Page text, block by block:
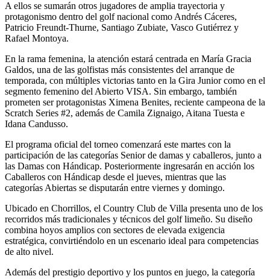
A ellos se sumarán otros jugadores de amplia trayectoria y
protagonismo dentro del golf nacional como Andrés Cáceres,
Patricio Freundt-Thurne, Santiago Zubiate, Vasco Gutiérrez y
Rafael Montoya.
En la rama femenina, la atención estará centrada en María Gracia
Galdos, una de las golfistas más consistentes del arranque de
temporada, con múltiples victorias tanto en la Gira Junior como en el
segmento femenino del Abierto VISA. Sin embargo, también
prometen ser protagonistas Ximena Benites, reciente campeona de la
Scratch Series #2, además de Camila Zignaigo, Aitana Tuesta e
Idana Candusso.
El programa oficial del torneo comenzará este martes con la
participación de las categorías Senior de damas y caballeros, junto a
las Damas con Hándicap. Posteriormente ingresarán en acción los
Caballeros con Hándicap desde el jueves, mientras que las
categorías Abiertas se disputarán entre viernes y domingo.
Ubicado en Chorrillos, el Country Club de Villa presenta uno de los
recorridos más tradicionales y técnicos del golf limeño. Su diseño
combina hoyos amplios con sectores de elevada exigencia
estratégica, convirtiéndolo en un escenario ideal para competencias
de alto nivel.
Además del prestigio deportivo y los puntos en juego, la categoría